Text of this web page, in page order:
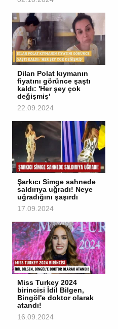
Dilan Polat kıymanın
fiyatını görünce şaştı
kaldı: 'Her şey çok
değişmiş'
22.09.2024
Şarkıcı Simge sahnede
saldırıya uğradı! Neye
uğradığını şaşırdı
17.09.2024
Miss Turkey 2024
birincisi İdil Bilgen,
Bingöl'e doktor olarak
atandı!
16.09.2024